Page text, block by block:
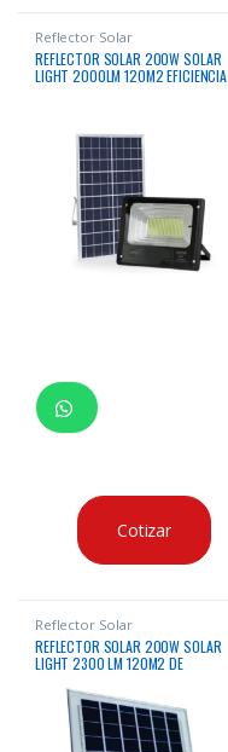
Reflector Solar
REFLECTOR SOLAR 200W SOLAR
LIGHT 2000LM 120M2 EFICIENCIA
Cotizar
Reflector Solar
REFLECTOR SOLAR 200W SOLAR
LIGHT 2300 LM 120M2 DE